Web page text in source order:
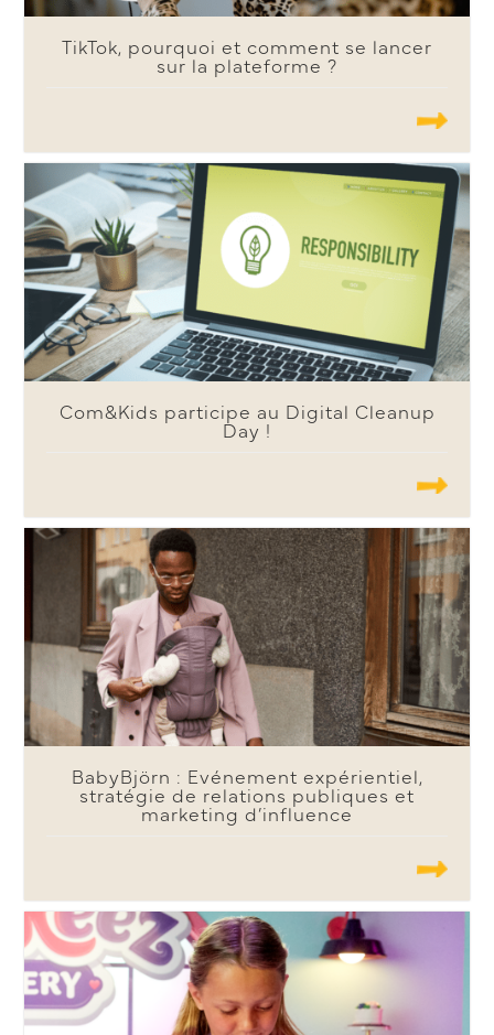
TikTok, pourquoi et comment se lancer
sur la plateforme ?
.......
Com&Kids participe au Digital Cleanup
Day !
.......
BabyBjörn : Evénement expérientiel,
stratégie de relations publiques et
marketing d’influence
.......